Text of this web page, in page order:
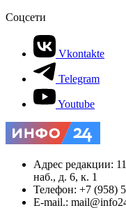
Соцсети
Vkontakte
Telegram
Youtube
Адрес редакции:
наб., д. 6, к. 1
Телефон: +7 (958)
E-mail.: